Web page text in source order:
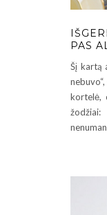
PAS
Šį kartą
kortelė,